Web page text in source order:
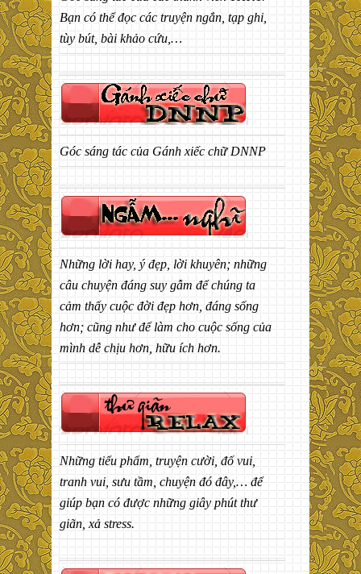
Bạn có thể đọc các truyện ngắn, tạp ghi,
tùy bút, bài khảo cứu,…
Góc sáng tác của Gánh xiếc chữ DNNP
Những lời hay, ý đẹp, lời khuyên; những
câu chuyện đáng suy gẫm để chúng ta
cảm thấy cuộc đời đẹp hơn, đáng sống
hơn; cũng như để làm cho cuộc sống của
mình dễ chịu hơn, hữu ích hơn.
Những tiểu phẩm, truyện cười, đố vui,
tranh vui, sưu tầm, chuyện đó đây,… để
giúp bạn có được những giây phút thư
giãn, xả stress.